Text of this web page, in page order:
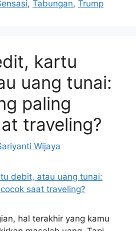
, Tabungan, Trump
kartu
uang tunai:
paling
traveling?
Wijaya
hal terakhir yang kamu